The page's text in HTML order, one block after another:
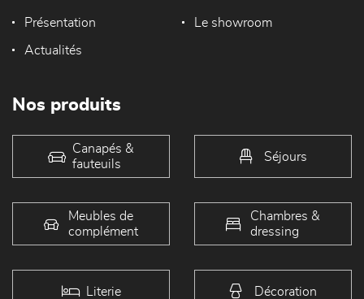
Présentation Le showroom
Actualités
Nos produits
Canapés &
fauteuils
Séjours
Meubles de
complément
Chambres &
dressing
Literie Décoration